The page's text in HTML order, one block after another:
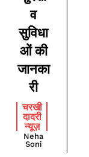
व
सुविधा
ओं की
जानका
री
चरखी
दादरी
न्यूज़
Neha
Soni